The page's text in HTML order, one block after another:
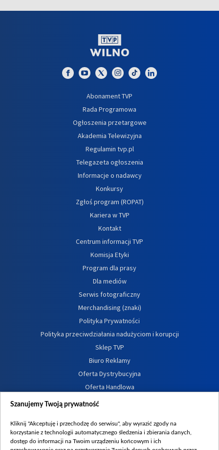
Abonament TVP
Rada Programowa
Ogłoszenia przetargowe
Akademia Telewizyjna
Regulamin tvp.pl
Telegazeta ogłoszenia
Informacje o nadawcy
Konkursy
Zgłoś program (ROPAT)
Kariera w TVP
Kontakt
Centrum informacji TVP
Komisja Etyki
Program dla prasy
Dla mediów
Serwis fotograficzny
Merchandising (znaki)
Polityka Prywatności
Polityka przeciwdziałania nadużyciom i korupcji
Sklep TVP
Biuro Reklamy
Oferta Dystrybucyjna
Oferta Handlowa
Dostępność
Procedura zgłoszeń wewnętrznych
Szanujemy Twoją prywatność
Kliknij "Akceptuję i przechodzę do serwisu", aby wyrazić zgody na
korzystanie z technologii automatycznego śledzenia i zbierania danych,
dostęp do informacji na Twoim urządzeniu końcowym i ich